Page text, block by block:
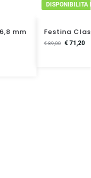
mm
DISPONIBILITA
Festina
€89,00 €71,20